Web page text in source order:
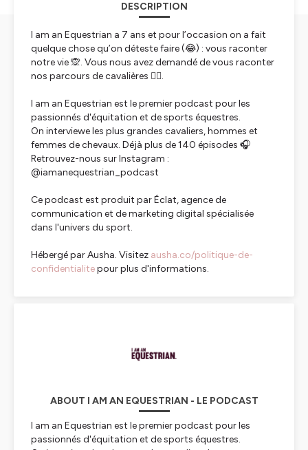
DESCRIPTION
I am an Equestrian a 7 ans et pour l’occasion on a fait
quelque chose qu’on déteste faire (😂) : vous raconter
notre vie 🙊. Vous nous avez demandé de vous raconter
nos parcours de cavalières 😮‍💨.
I am an Equestrian est le premier podcast pour les
passionnés d'équitation et de sports équestres.
On interviewe les plus grandes cavaliers, hommes et
femmes de chevaux. Déjà plus de 140 épisodes 🎧
Retrouvez-nous sur Instagram :
@iamanequestrian_podcast
Ce podcast est produit par Éclat, agence de
communication et de marketing digital spécialisée
dans l'univers du sport.
Hébergé par Ausha. Visitez ausha.co/politique-de-
confidentialitepour plus d'informations.
ABOUT I AM AN EQUESTRIAN - LE PODCAST
I am an Equestrian est le premier podcast pour les
passionnés d'équitation et de sports équestres.